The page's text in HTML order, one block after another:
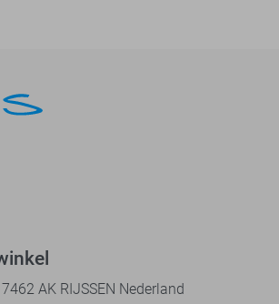
AK RIJSSEN Nederland